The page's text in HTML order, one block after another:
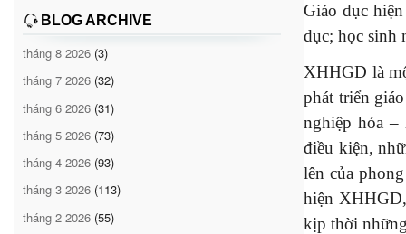
BLOG ARCHIVE
tháng 8 2026 (3)
tháng 7 2026 (32)
tháng 6 2026 (31)
tháng 5 2026 (73)
tháng 4 2026 (93)
tháng 3 2026 (113)
tháng 2 2026 (55)
Giáo dục
dục; học sinh
XHHGD là
phát triển
nghiệp hóa
điều kiện,
lên của
hiện
kịp thời